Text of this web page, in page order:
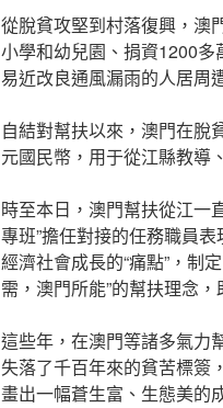
從脫貧攻堅到村落復興，澳
小學和幼兒園、捐資1200
易近改良通風漏雨的人居
自結對幫扶以來，澳門在脫
元國民幣，用于從江縣教導
時至本日，澳門幫扶從江一
專班”擔任對接的任務職員
經濟社會成長的“痛點”，制
需，澳門所能”的幫扶理念
這些年，在澳門等諸多氣力
失落了千百年來的貧苦標簽
畫出一幅蒼生富、生態美的